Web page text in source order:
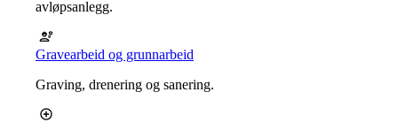
avløpsanlegg.
Gravearbeid og grunnarbeid
Graving, drenering og sanering.